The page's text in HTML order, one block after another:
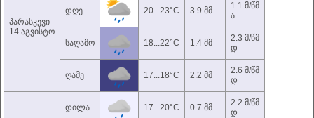
პარასკევი
14 აგვისტო
დღე 20...23°C 3.9 მმ
1.1 მ/წმ
ა
საღამო 18...22°C 1.4 მმ
2.3 მ/წმ
დ
ღამე 17...18°C 2.2 მმ
2.6 მ/წმ
დ
დილა 17...20°C 0.7 მმ
2.2 მ/წმ
დ